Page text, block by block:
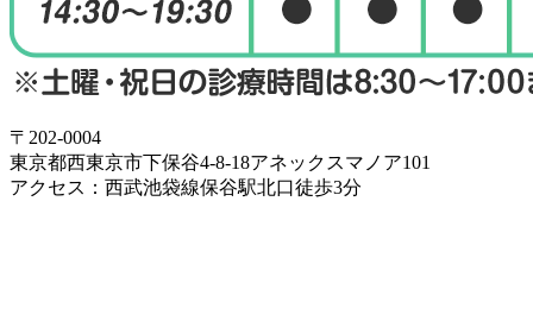
〒202-0004
東京都西東京市下保谷4-8-18アネックスマノア101
アクセス：西武池袋線保谷駅北口徒歩3分